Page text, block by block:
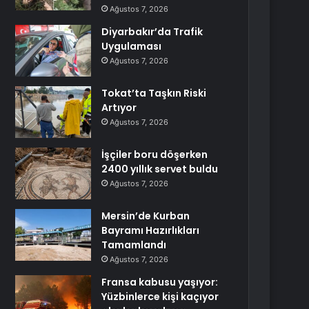
Ağustos 7, 2026
Diyarbakır’da Trafik
Uygulaması
Ağustos 7, 2026
Tokat’ta Taşkın Riski
Artıyor
Ağustos 7, 2026
İşçiler boru döşerken
2400 yıllık servet buldu
Ağustos 7, 2026
Mersin’de Kurban
Bayramı Hazırlıkları
Tamamlandı
Ağustos 7, 2026
Fransa kabusu yaşıyor:
Yüzbinlerce kişi kaçıyor